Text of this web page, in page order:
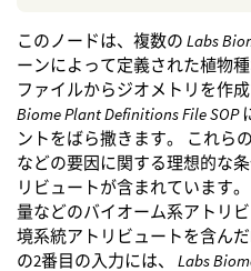
このノードは、複数の Labs
ーンによって定義された植物
ファイルからジオメトリを作
Biome Plant Definitions File SOP
ントをばら撒きます。 これら
などの要因に関する理想的な
リビュートが含まれています
量などのバイオーム系アトリ
境系統アトリビュートを含ん
の2番目の入力には、 Labs